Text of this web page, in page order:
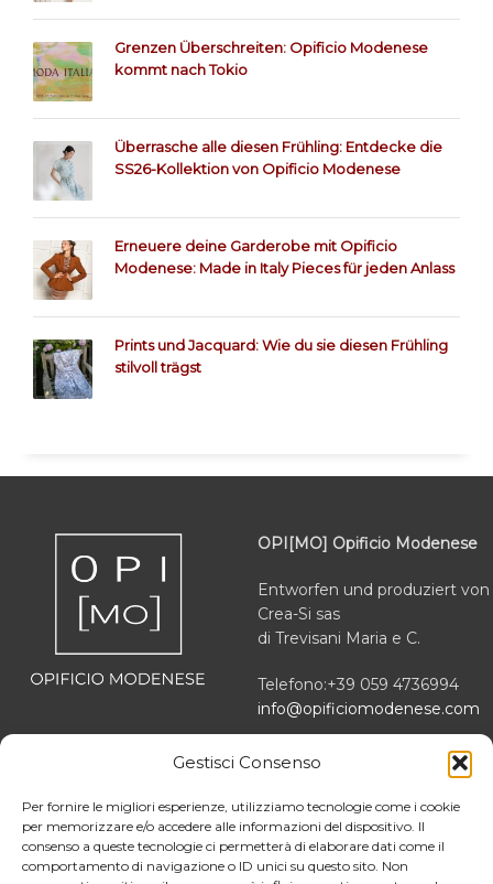
Gestisci Consenso
Per fornire le migliori esperienze, utilizziamo tecnologie come i cookie
per memorizzare e/o accedere alle informazioni del dispositivo. Il
consenso a queste tecnologie ci permetterà di elaborare dati come il
comportamento di navigazione o ID unici su questo sito. Non
Grenzen Überschreiten: Opificio Modenese
kommt nach Tokio
Überrasche alle diesen Frühling: Entdecke die
SS26-Kollektion von Opificio Modenese
Erneuere deine Garderobe mit Opificio
Modenese: Made in Italy Pieces für jeden Anlass
Prints und Jacquard: Wie du sie diesen Frühling
stilvoll trägst
OPI[MO] Opificio Modenese
Entworfen und produziert von
Crea-Si sas
di Trevisani Maria e C.
Telefono:+39 059 4736994
info@opificiomodenese.com
MwSt.-Nr IT03166470363
REA MO 364503